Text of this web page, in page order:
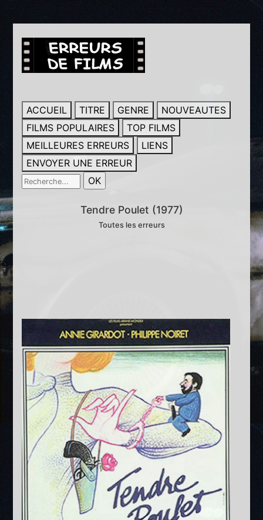
ACCUEIL TITRE GENRE
NOUVEAUTES
FILMS POPULAIRES
TOP FILMS
MEILLEURES ERREURS
LIENS
ENVOYER UNE ERREUR
Tendre Poulet (1977)
Toutes les erreurs